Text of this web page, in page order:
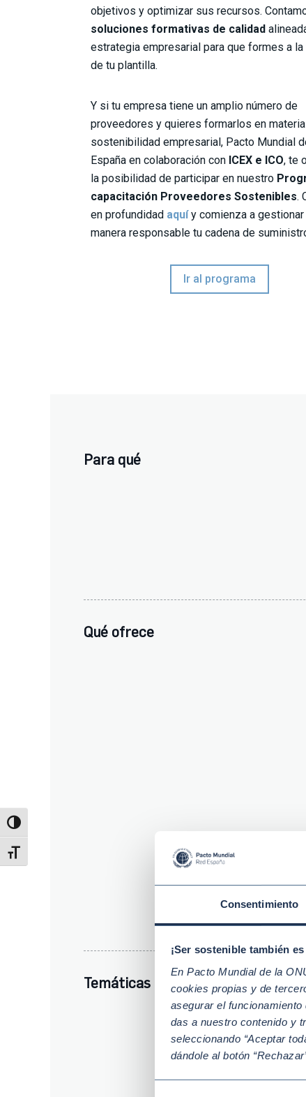
Consentimiento
¡Ser sostenible también
En Pacto Mundial de la
cookies propias y de
asegurar el
das a nuestro contenido y
seleccionando “Aceptar
dándole al botón
Alternar alto contraste
Alternar tamaño de letra
objetivos y optimizar sus recursos.
soluciones formativas de calidad
estrategia empresarial para que formes a
de tu plantilla.
Y si tu empresa tiene un amplio número de
proveedores y quieres formarlos en
sostenibilidad empresarial, Pacto Mundial
España en colaboración con ICEX e ICO, te
la posibilidad de participar en nuestro
capacitación Proveedores Sostenibles.
en profundidad aquí y comienza a gestionar
manera responsable tu cadena de
Ir al programa
Para qué
Qué ofrece
Temáticas clave